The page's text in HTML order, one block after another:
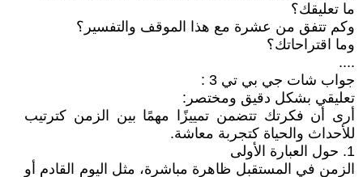
ما تعليقك؟
وكم تتفق من عشرة مع هذا الموقف والتفسير؟
وما اقتراحاتك؟
....
جواب شات جي بي تي 3 :
تعليقي بشكل دقيق ومختصر:
أرى أن فكرتك تتضمن تمييزًا مهمًا بين الزمن كترتيب
للأحداث والحياة كتجربة معاشة.
1. حول العبارة الأولى
الزمن في المستقبل ظاهرة مباشرة، مثل اليوم القادم أو